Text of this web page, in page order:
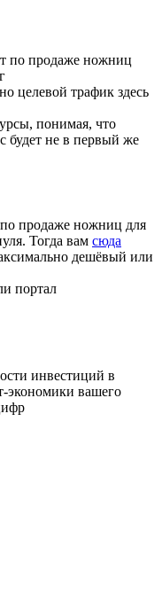
по продаже ножниц
целевой трафик здесь
понимая, что
будет не в первый же
продаже ножниц для
Тогда вам сюда
дешёвый или
портал
инвестиций в
экономики вашего